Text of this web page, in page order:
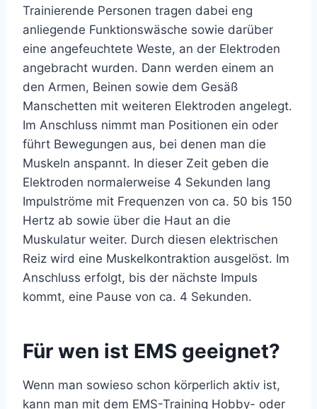
Trainierende Personen tragen dabei eng
anliegende Funktionswäsche sowie darüber
eine angefeuchtete Weste, an der Elektroden
angebracht wurden. Dann werden einem an
den Armen, Beinen sowie dem Gesäß
Manschetten mit weiteren Elektroden angelegt.
Im Anschluss nimmt man Positionen ein oder
führt Bewegungen aus, bei denen man die
Muskeln anspannt. In dieser Zeit geben die
Elektroden normalerweise 4 Sekunden lang
Impulströme mit Frequenzen von ca. 50 bis 150
Hertz ab sowie über die Haut an die
Muskulatur weiter. Durch diesen elektrischen
Reiz wird eine Muskelkontraktion ausgelöst. Im
Anschluss erfolgt, bis der nächste Impuls
kommt, eine Pause von ca. 4 Sekunden.
Für wen ist EMS geeignet?
Wenn man sowieso schon körperlich aktiv ist,
kann man mit dem EMS-Training Hobby- oder